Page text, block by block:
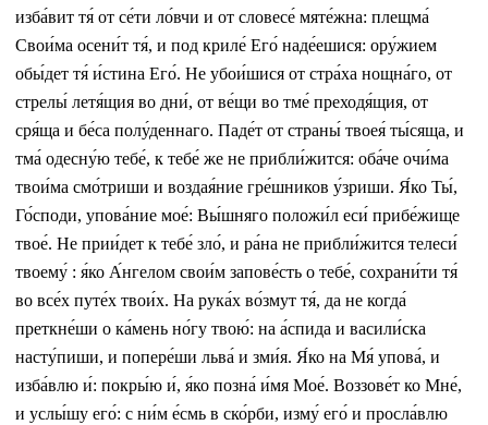
изба́вит тя́ от се́ти ло́вчи и от словесе́ мяте́жна: плещма́
Свои́ма осени́т тя́, и под криле́ Его́ наде́ешися: ору́жием
обы́дет тя́ и́стина Его́. Не убои́шися от стра́ха нощна́го, от
стрелы́ летя́щия во дни́, от ве́щи во тме́ преходя́щия, от
сря́ща и бе́са полу́деннаго. Паде́т от страны́ твоея́ ты́сяща, и
тма́ одесну́ю тебе́, к тебе́ же не прибли́жится: оба́че очи́ма
твои́ма смо́триши и воздая́ние гре́шников у́зриши. Я́ко Ты́,
Го́споди, упова́ние мое́: Вы́шняго положи́л еси́ прибе́жище
твое́. Не прии́дет к тебе́ зло́, и ра́на не прибли́жится телеси́
твоему́ : я́ко А́нгелом свои́м запове́сть о тебе́, сохрани́ти тя́
во все́х путе́х твои́х. На рука́х во́змут тя́, да не когда́
преткне́ши о ка́мень но́гу твою́: на а́спида и васили́ска
насту́пиши, и попере́ши льва́ и зми́я. Я́ко на Мя́ упова́, и
изба́влю и́: покры́ю и́, я́ко позна́ и́мя Мое́. Воззове́т ко Мне́,
и услы́шу его́: с ни́м е́смь в ско́рби, изму́ его́ и просла́влю